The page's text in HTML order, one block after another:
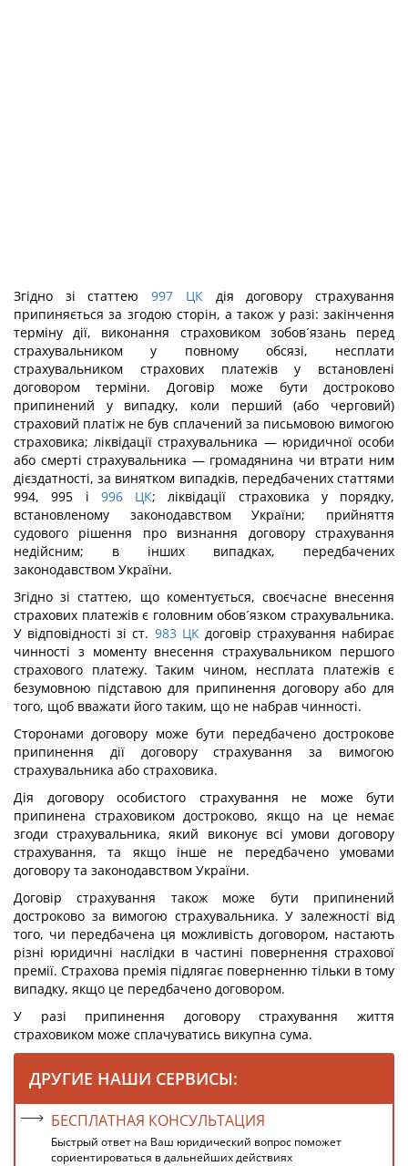
Згідно зі статтею 997 ЦКдія договору страхування
припиняється за згодою сторін, а також у разі: закінчення
терміну дії, виконання страховиком зобов´язань перед
страхувальником у повному обсязі, несплати
страхувальником страхових платежів у встановлені
договором терміни. Договір може бути достроково
припинений у випадку, коли перший (або черговий)
страховий платіж не був сплачений за письмовою вимогою
страховика; ліквідації страхувальника — юридичної особи
або смерті страхувальника — громадянина чи втрати ним
дієздатності, за винятком випадків, передбачених статтями
994, 995 і 996 ЦК; ліквідації страховика у порядку,
встановленому законодавством України; прийняття
судового рішення про визнання договору страхування
недійсним; в інших випадках, передбачених
законодавством України.
Згідно зі статтею, що коментується, своєчасне внесення
страхових платежів є головним обов´язком страхувальника.
У відповідності зі ст. 983 ЦКдоговір страхування набирає
чинності з моменту внесення страхувальником першого
страхового платежу. Таким чином, несплата платежів є
безумовною підставою для припинення договору або для
того, щоб вважати його таким, що не набрав чинності.
Сторонами договору може бути передбачено дострокове
припинення дії договору страхування за вимогою
страхувальника або страховика.
Дія договору особистого страхування не може бути
припинена страховиком достроково, якщо на це немає
згоди страхувальника, який виконує всі умови договору
страхування, та якщо інше не передбачено умовами
договору та законодавством України.
Договір страхування також може бути припинений
достроково за вимогою страхувальника. У залежності від
того, чи передбачена ця можливість договором, настають
різні юридичні наслідки в частині повернення страхової
премії. Страхова премія підлягає поверненню тільки в тому
випадку, якщо це передбачено договором.
У разі припинення договору страхування життя
страховиком може сплачуватись викупна сума.
ДРУГИЕ НАШИ СЕРВИСЫ:
БЕСПЛАТНАЯ КОНСУЛЬТАЦИЯ
Быстрый ответ на Ваш юридический вопрос поможет
сориентироваться в дальнейших действиях